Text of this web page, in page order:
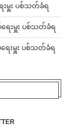
မှူး ပစ်သတ်ခံရ
ေးမှူး ပစ်သတ်ခံရ
ေးမှူး ပစ်သတ်ခံရ